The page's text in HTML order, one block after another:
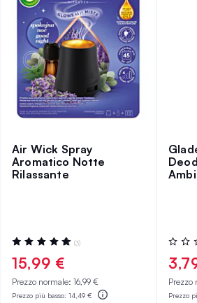
Air Wick Spray
Aromatico Notte
Rilassante
Valutazione:
100%
(3)
15,99 €
Prezzo normale: 16,99 €
Prezzo più basso: 14,49 €
0%
Prezzo
Prezzo